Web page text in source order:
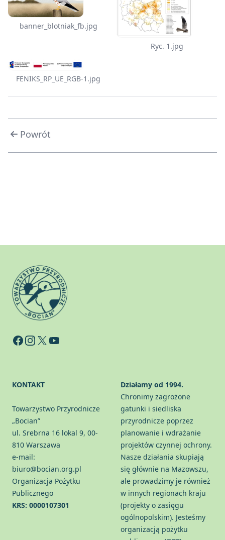
banner_blotniak_fb.jpg
Ryc. 1.jpg
FENIKS_RP_UE_RGB-1.jpg
Powrót
Facebook
Instagram
X YouTube
KONTAKT
Towarzystwo Przyrodnicze
„Bocian”
ul. Srebrna 16 lokal 9, 00-
810 Warszawa
e-mail:
biuro@bocian.org.pl
Organizacja Pożytku
Publicznego
KRS: 0000107301
Działamy od 1994.
Chronimy zagrożone
gatunki i siedliska
przyrodnicze poprzez
planowanie i wdrażanie
projektów czynnej ochrony.
Nasze działania skupiają
się głównie na Mazowszu,
ale prowadzimy je również
w innych regionach kraju
(projekty o zasięgu
ogólnopolskim). Jesteśmy
organizacją pożytku